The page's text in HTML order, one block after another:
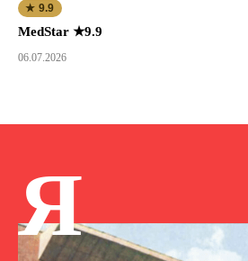
★ 9.9
MedStar ★9.9
06.07.2026
Я